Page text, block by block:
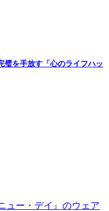
璧を手放す「心のライフハッ
ュー・デイ』のウェア